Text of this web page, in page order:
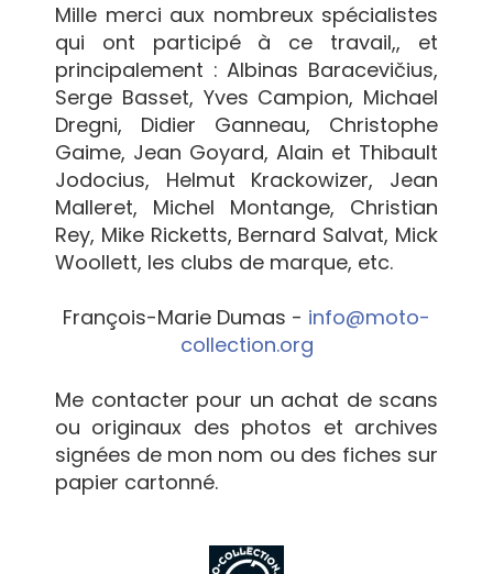
Mille merci aux nombreux spécialistes
qui ont participé à ce travail,, et
principalement : Albinas Baracevičius,
Serge Basset, Yves Campion, Michael
Dregni, Didier Ganneau, Christophe
Gaime, Jean Goyard, Alain et Thibault
Jodocius, Helmut Krackowizer, Jean
Malleret, Michel Montange, Christian
Rey, Mike Ricketts, Bernard Salvat, Mick
Woollett, les clubs de marque, etc.
François-Marie Dumas - info@moto-
collection.org
Me contacter pour un achat de scans
ou originaux des photos et archives
signées de mon nom ou des fiches sur
papier cartonné.